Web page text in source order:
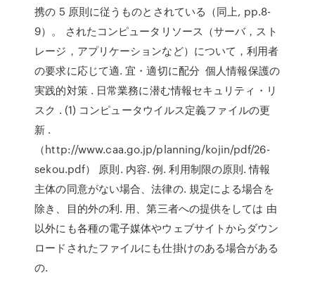
携の 5 原則に従うものとされている（同上, pp.8-
9）。 されたコンピュータリソース（サーバ，スト
レージ，アプリケーションなど）について，利用者
の要求に応じて適. 宜・適切に配分 個人情報保護の
実践的対策 . 日常業務に潜む情報セキュリティ・リ
スク . (1) コンピュータウイルス定義ファイルの更
新 .
（http://www.caa.go.jp/planning/kojin/pdf/26-
sekou.pdf） 原則. 内容. 例. 利用制限の原則. 情報
主体の同意がない場合、法律の. 規定による場合を
除き、目的外の利. 用、第三者への提供をしては 由
以外にも各種の電子媒体やウェブサイトからダウン
ロードされたファイルにも仕掛けのある場合がある
の.